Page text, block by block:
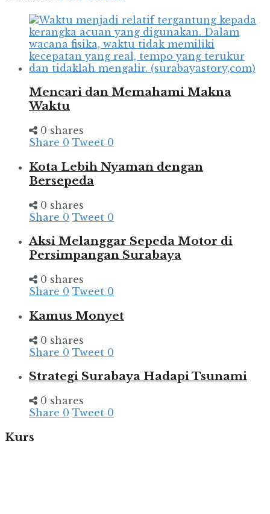
Mencari dan Memahami Makna
Waktu
0 shares
Share 0 Tweet 0
Kota Lebih Nyaman dengan
Bersepeda
0 shares
Share 0 Tweet 0
Aksi Melanggar Sepeda Motor di
Persimpangan Surabaya
0 shares
Share 0 Tweet 0
Kamus Monyet
0 shares
Share 0 Tweet 0
Strategi Surabaya Hadapi Tsunami
0 shares
Share 0 Tweet 0
Kurs